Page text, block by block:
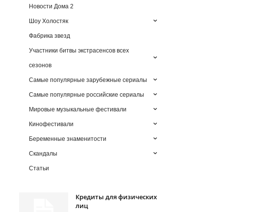
Новости Дома 2
Шоу Холостяк
Фабрика звезд
Участники битвы экстрасенсов всех
сезонов
Самые популярные зарубежные сериалы
Самые популярные российские сериалы
Мировые музыкальные фестивали
Кинофестивали
Беременные знаменитости
Скандалы
Статьи
Кредиты для физических
лиц